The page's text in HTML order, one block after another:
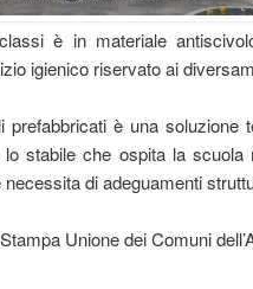
è in materiale
igienico riservato ai
prefabbricati è una soluzione
lo stabile che ospita la
di adeguamenti
Unione dei Comuni